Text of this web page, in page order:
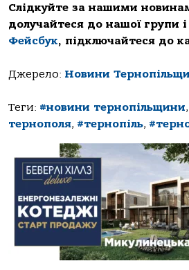
Слідкуйте за нашими
долучайтеся до нашої групи
Фейсбук, підключайтеся до
Джерело: Новини
Теги: #новини тернопільщини,
тернополя, #тернопіль,